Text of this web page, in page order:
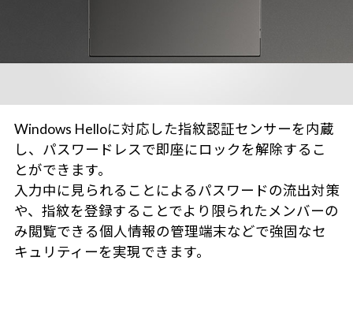
Windows Helloに対応した指紋認証センサーを内蔵
し、パスワードレスで即座にロックを解除するこ
とができます。
入力中に見られることによるパスワードの流出対策
や、指紋を登録することでより限られたメンバーの
み閲覧できる個人情報の管理端末などで強固なセ
キュリティーを実現できます。